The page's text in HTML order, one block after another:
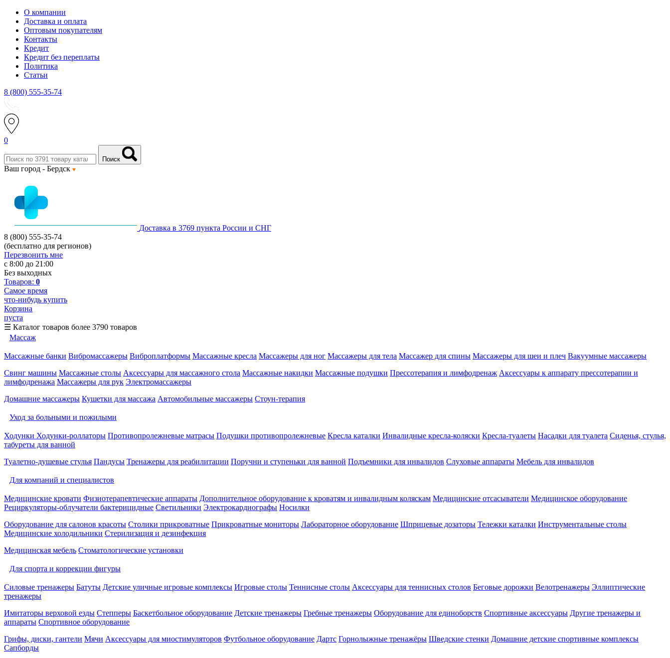
О компании
Доставка и оплата
Оптовым покупателям
Контакты
Кредит
Кредит без переплаты
Политика
Статьи
8 (800) 555-35-74
0
Поиск
Ваш город - Бердск
Доставка в 3769 пункта России и СНГ
8 (800) 555-35-74
(бесплатно для регионов)
Перезвонить мне
с 8:00 до 21:00
Без выходных
Товаров: 0
Самое время
что-нибудь купить
Корзина
пуста
☰ Каталог товаров более 3790 товаров
Массаж
Массажные банки Вибромассажеры Виброплатформы Массажные кресла Массажеры для ног Массажеры для тела Массажер для спины Массажеры для шеи и плеч Вакуумные массажеры
Свинг машины Массажные столы Аксессуары для массажного стола Массажные накидки Массажные подушки Прессотерапия и лимфодренаж Аксессуары к аппарату прессотерапии и
лимфодренажа Массажеры для рук Электромассажеры
Домашние массажеры Кушетки для массажа Автомобильные массажеры Стоун-терапия
Уход за больными и пожилыми
Ходунки Ходунки-роллаторы Противопролежневые матрасы Подушки противопролежневые Кресла каталки Инвалидные кресла-коляски Кресла-туалеты Насадки для туалета Сиденья, стулья,
табуреты для ванной
Туалетно-душевые стулья Пандусы Тренажеры для реабилитации Поручни и ступеньки для ванной Подъемники для инвалидов Слуховые аппараты Мебель для инвалидов
Для компаний и специалистов
Медицинские кровати Физиотерапевтические аппараты Дополнительное оборудование к кроватям и инвалидным коляскам Медицинские отсасыватели Медицинское оборудование
Рециркуляторы-облучатели бактерицидные Светильники Электрокардиографы Носилки
Оборудование для салонов красоты Столики прикроватные Прикроватные мониторы Лабораторное оборудование Шприцевые дозаторы Тележки каталки Инструментальные столы
Медицинские холодильники Стерилизация и дезинфекция
Медицинская мебель Стоматологические установки
Для спорта и коррекции фигуры
Силовые тренажеры Батуты Детские уличные игровые комплексы Игровые столы Теннисные столы Аксессуары для теннисных столов Беговые дорожки Велотренажеры Эллиптические
тренажеры
Имитаторы верховой езды Степперы Баскетбольное оборудование Детские тренажеры Гребные тренажеры Оборудование для единоборств Спортивные аксессуары Другие тренажеры и
аппараты Спортивное оборудование
Грифы, диски, гантели Мячи Аксессуары для миостимуляторов Футбольное оборудование Дартс Горнолыжные тренажёры Шведские стенки Домашние детские спортивные комплексы
Сапборды